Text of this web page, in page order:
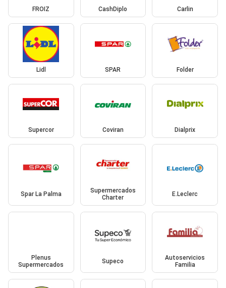
FROIZ CashDiplo Carlin
Lidl SPAR Folder
Supercor Coviran Dialprix
Spar La Palma
Supermercados
Charter
E.Leclerc
Plenus
Supermercados
Supeco
Autoservicios
Familia